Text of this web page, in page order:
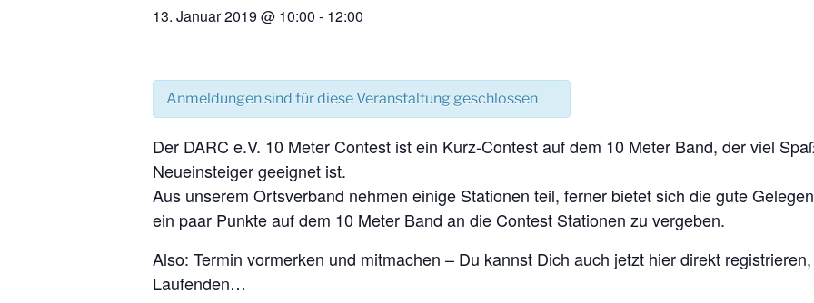
13. Januar 2019 @ 10:00 - 12:00
Anmeldungen sind für diese Veranstaltung geschlossen
Der DARC e.V. 10 Meter Contest ist ein Kurz-Contest auf dem 10 Meter Band, der viel
Neueinsteiger geeignet ist.
Aus unserem Ortsverband nehmen einige Stationen teil, ferner bietet sich die gute
ein paar Punkte auf dem 10 Meter Band an die Contest Stationen zu vergeben.
Also: Termin vormerken und mitmachen – Du kannst Dich auch jetzt hier direkt
Laufenden…